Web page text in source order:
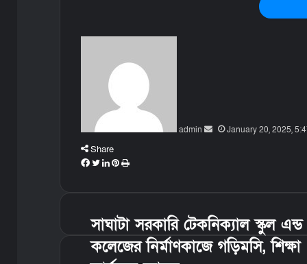
admin January 20, 2025,
Share
F
b
o
T
t
e
r
L
e
d
I
P
e
e
t
সাঘাটা সরকারি টেকনিক্যাল স্কুল এন্ড
কলেজের নির্মাণকাজে গড়িমসি, শিক্ষা